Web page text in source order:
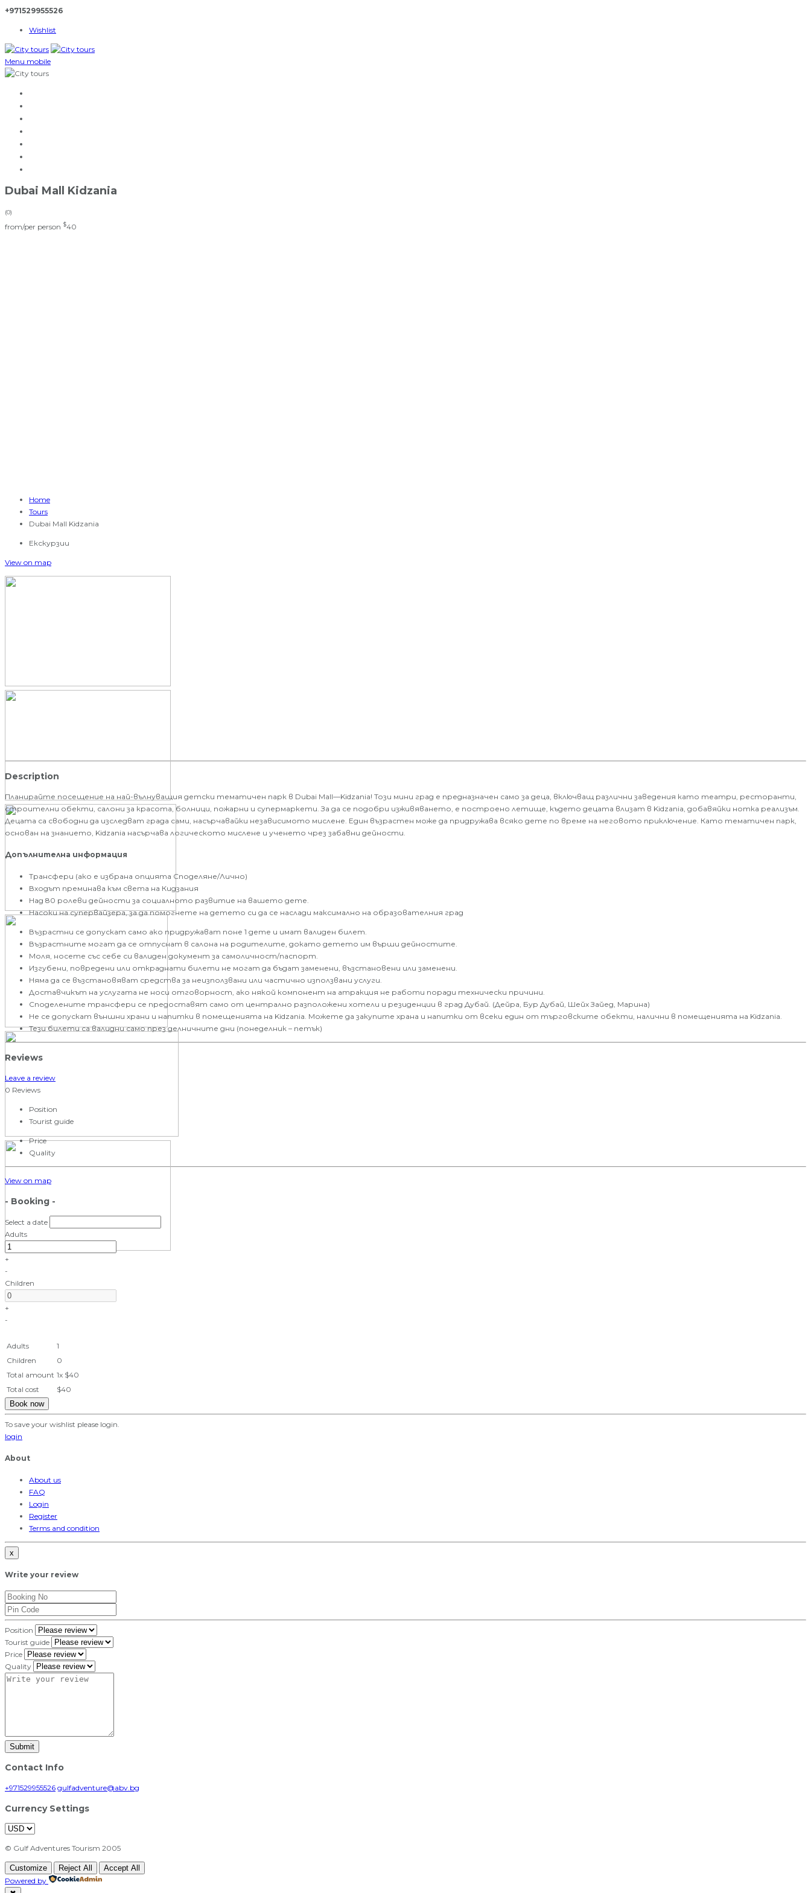
+971529955526
Wishlist
Menu mobile
Dubai Mall Kidzania
(0)
from/per person $40
Home
Tours
Dubai Mall Kidzania
Екскурзии
View on map
Description
Планирайте посещение на най-вълнуващия детски тематичен парк в Dubai Mall—Kidzania! Този мини град е предназначен само за деца, включващ различни заведения като театри, ресторанти,
строителни обекти, салони за красота, болници, пожарни и супермаркети. За да се подобри изживяването, е построено летище, където децата влизат в Kidzania, добавяйки нотка реализъм.
Децата са свободни да изследват града сами, насърчавайки независимото мислене. Един възрастен може да придружава всяко дете по време на неговото приключение. Като тематичен парк,
основан на знанието, Kidzania насърчава логическото мислене и ученето чрез забавни дейности.
Допълнителна информация
Трансфери (ако е избрана опцията Споделяне/Лично)
Входът преминава към света на Кидзания
Над 80 ролеви дейности за социалното развитие на вашето дете.
Насоки на супервайзера, за да помогнете на детето си да се наслади максимално на образователния град
Възрастни се допускат само ако придружават поне 1 дете и имат валиден билет.
Възрастните могат да се отпуснат в салона на родителите, докато детето им върши дейностите.
Моля, носете със себе си валиден документ за самоличност/паспорт.
Изгубени, повредени или откраднати билети не могат да бъдат заменени, възстановени или заменени.
Няма да се възстановяват средства за неизползвани или частично използвани услуги.
Доставчикът на услугата не носи отговорност, ако някой компонент на атракция не работи поради технически причини.
Споделените трансфери се предоставят само от централно разположени хотели и резиденции в град Дубай. (Дейра, Бур Дубай, Шейх Зайед, Марина)
Не се допускат външни храни и напитки в помещенията на Kidzania. Можете да закупите храна и напитки от всеки един от търговските обекти, налични в помещенията на Kidzania.
Тези билети са валидни само през делничните дни (понеделник – петък)
Reviews
Leave a review
0 Reviews
Position
Tourist guide
Price
Quality
View on map
- Booking -
Select a date
Adults
+
-
Children
+
-
Adults
1
Children
0
Total amount 1x $40
Total cost
$40
Book now
To save your wishlist please login.
login
About
About us
FAQ
Login
Register
Terms and condition
x
Write your review
Position
Tourist guide
Price
Quality
Contact Info
+971529955526 gulfadventure@abv.bg
Currency Settings
© Gulf Adventures Tourism 2005
Customize Reject All
Accept All
Powered by